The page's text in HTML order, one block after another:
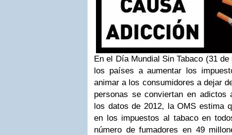
En el Día Mundial Sin Tabaco (31
los países a aumentar los
animar a los consumidores a dejar
personas se conviertan en adictos
los datos de 2012, la OMS estima
en los impuestos al tabaco en
número de fumadores en 49